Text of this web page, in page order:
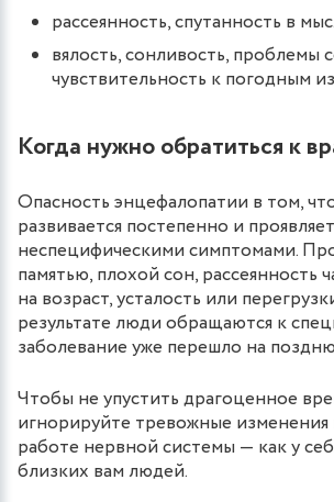
рассеянность, спутанность в
вялость, сонливость, проблемы
чувствительность к погодным
Когда нужно обратиться к
Опасность энцефалопатии в том,
развивается постепенно и
неспецифическими симптомами.
памятью, плохой сон, рассеянность
на возраст, усталость или
результате люди обращаются к
заболевание уже перешло на
Чтобы не упустить драгоценное
игнорируйте тревожные
работе нервной системы — как у
близких вам людей.